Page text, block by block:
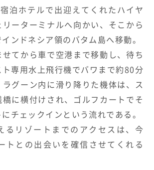
泊ホテルで出迎えてくれたハイヤ
リーターミナルへ向かい、そこから
ンドネシア領のバタム島へ移動。
せてから車で空港まで移動し、待ち
ト専用水上飛行機でバワまで約80分
ラグーン内に滑り降りた機体は、ス
橋に横付けされ、ゴルフカートでそ
チェックインという流れである。
るリゾートまでのアクセスは、今
トとの出会いを確信させてくれる